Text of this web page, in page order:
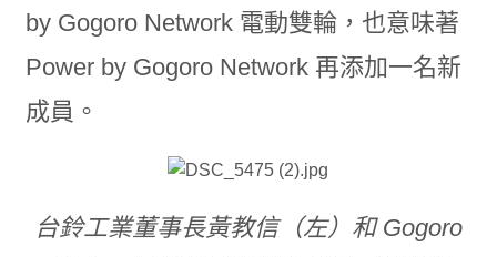
by Gogoro Network 電動雙輪，也意味著
Power by Gogoro Network 再添加一名新
成員。
台鈴工業董事長黃教信（左）和 Gogoro